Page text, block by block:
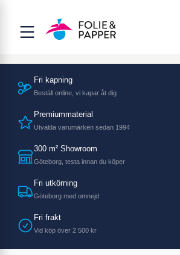
Fri kapning
Beställ online, vi kapar åt dig
Premiummaterial
Utvalda varumärken sedan 1994
300 m² Showroom
Göteborg, testa innan du köper
Fri utkörning
Göteborg med omnejd
Fri frakt
Vid köp över 2 500 kr